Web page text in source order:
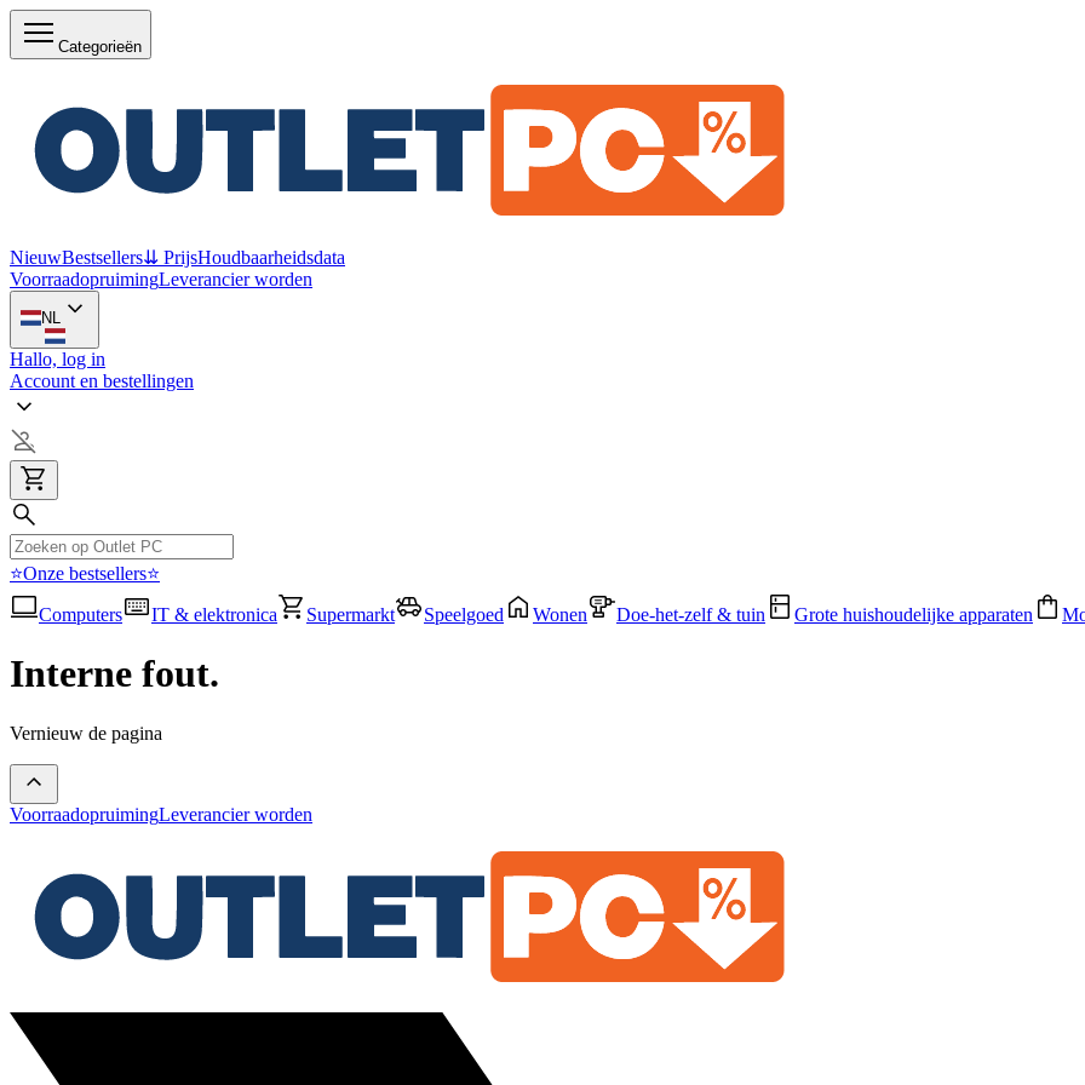
Categorieën
NieuwBestsellers⇊ PrijsHoudbaarheidsdata
VoorraadopruimingLeverancier worden
NL
Hallo, log in
Account en bestellingen
⭐Onze bestsellers⭐
Computers
IT & elektronica Supermarkt Speelgoed Wonen Doe-het-zelf & tuin Grote huishoudelijke apparaten
Interne fout.
Vernieuw de pagina
VoorraadopruimingLeverancier worden